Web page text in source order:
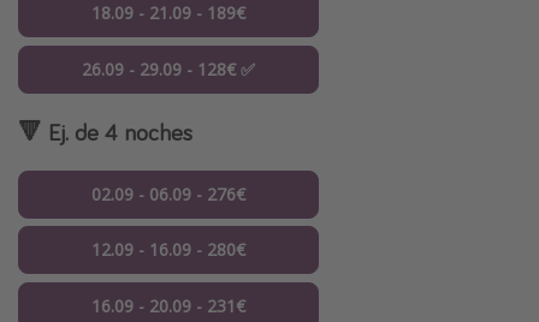
18.09 - 21.09 - 189€
26.09 - 29.09 - 128€ ✅
🔻 Ej. de 4 noches
02.09 - 06.09 - 276€
12.09 - 16.09 - 280€
16.09 - 20.09 - 231€